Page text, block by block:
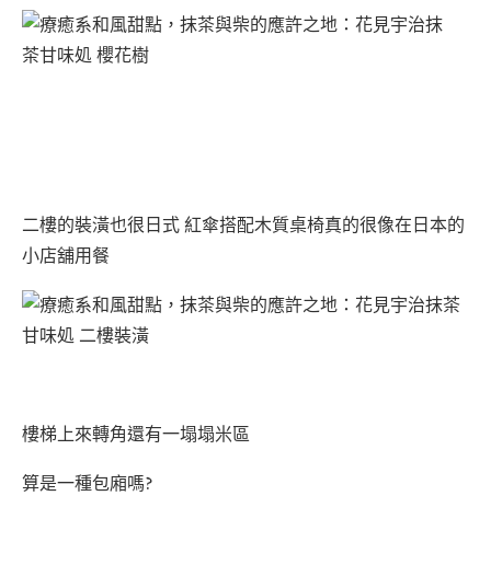
二樓的裝潢也很日式 紅傘搭配木質桌椅真的很像在日本的
小店舖用餐
樓梯上來轉角還有一塌塌米區
算是一種包廂嗎?